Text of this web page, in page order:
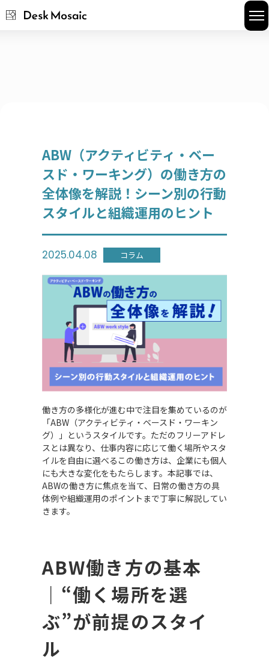
ABW（アクティビティ・ベー
スド・ワーキング）の働き方の
全体像を解説！シーン別の行動
スタイルと組織運用のヒント
2025.04.08 コラム
働き方の多様化が進む中で注目を集めているのが
「ABW（アクティビティ・ベースド・ワーキン
グ）」というスタイルです。ただのフリーアドレ
スとは異なり、仕事内容に応じて働く場所やスタ
イルを自由に選べるこの働き方は、企業にも個人
にも大きな変化をもたらします。本記事では、
ABWの働き方に焦点を当て、日常の働き方の具
体例や組織運用のポイントまで丁寧に解説してい
きます。
ABW働き方の基本
｜ “働く場所を選
ぶ”が前提のスタイ
ル